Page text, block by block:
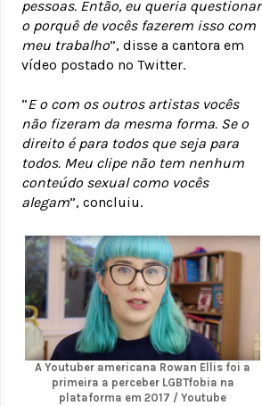
pessoas. Então, eu queria questionar
o porquê de vocês fazerem isso com
meu trabalho”, disse a cantora em
vídeo postado no Twitter.
“E o com os outros artistas vocês
não fizeram da mesma forma. Se o
direito é para todos que seja para
todos. Meu clipe não tem nenhum
conteúdo sexual como vocês
alegam”, concluiu.
A Youtuber americana Rowan Ellis foi a
primeira a perceber LGBTfobia na
plataforma em 2017 / Youtube